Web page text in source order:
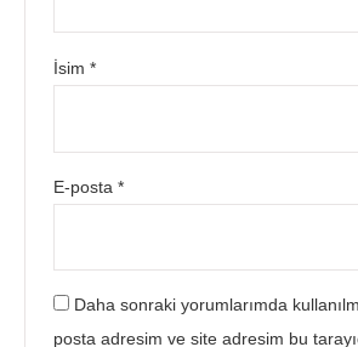
İsim*
E-posta*
Daha sonraki yorumlarımda
posta adresim ve site adresim bu